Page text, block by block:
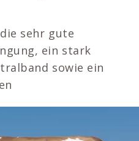
sehr gute
ein stark
sowie ein